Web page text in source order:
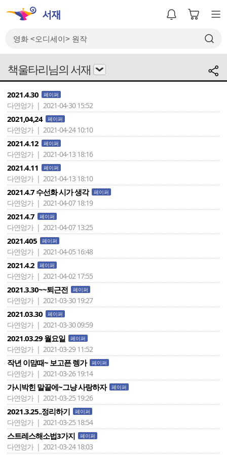
책울타리님의 서재
2021.4.30 페이퍼
다연엉가 | 2021-04-30 15:52
2021,04,24 페이퍼
다연엉가 | 2021-04-24 10:10
2021.4.12 페이퍼
다연엉가 | 2021-04-13 18:16
2021.4.11 페이퍼
다연엉가 | 2021-04-13 18:10
2021.4.7 수선화 시가 생각 페이퍼
다연엉가 | 2021-04-07 18:19
2021.4.7 페이퍼
다연엉가 | 2021-04-07 13:25
2021.405 페이퍼
다연엉가 | 2021-04-05 16:48
2021.4.2 페이퍼
다연엉가 | 2021-04-02 17:55
2021.3.30~~퇴근전 페이퍼
다연엉가 | 2021-03-30 19:27
2021.03.30 페이퍼
다연엉가 | 2021-03-30 09:59
2021.03.29 월요일 페이퍼
다연엉가 | 2021-03-29 11:52
작년 이맘때~ 보고픈 렝가 페이퍼
다연엉가 | 2021-03-26 19:14
가시박힌 말끝에~그냥 사랑하자 페이퍼
다연엉가 | 2021-03-25 19:26
2021.3.25..정리하기 페이퍼
다연엉가 | 2021-03-25 18:54
스트레스해소법3가지 페이퍼
다연엉가 | 2021-03-24 18:03